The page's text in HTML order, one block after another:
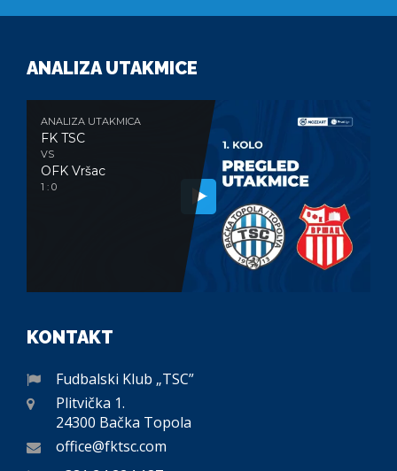
ANALIZA UTAKMICE
ANALIZA UTAKMICA
FK TSC
VS
OFK Vršac
1 : 0
KONTAKT
Fudbalski Klub „TSC”
Plitvička 1.
24300 Bačka Topola
office@fktsc.com